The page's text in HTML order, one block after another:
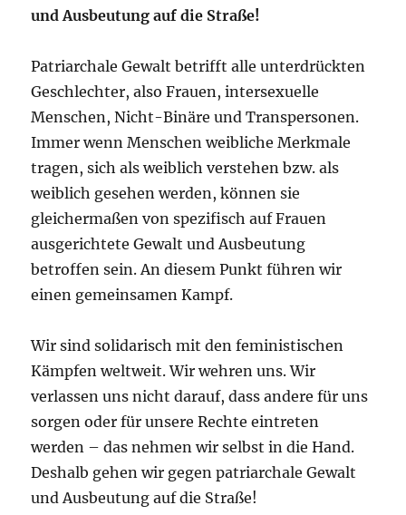
und Ausbeutung auf die Straße!
Patriarchale Gewalt betrifft alle unterdrückten
Geschlechter, also Frauen, intersexuelle
Menschen, Nicht-Binäre und Transpersonen.
Immer wenn Menschen weibliche Merkmale
tragen, sich als weiblich verstehen bzw. als
weiblich gesehen werden, können sie
gleichermaßen von spezifisch auf Frauen
ausgerichtete Gewalt und Ausbeutung
betroffen sein. An diesem Punkt führen wir
einen gemeinsamen Kampf.
Wir sind solidarisch mit den feministischen
Kämpfen weltweit. Wir wehren uns. Wir
verlassen uns nicht darauf, dass andere für uns
sorgen oder für unsere Rechte eintreten
werden – das nehmen wir selbst in die Hand.
Deshalb gehen wir gegen patriarchale Gewalt
und Ausbeutung auf die Straße!